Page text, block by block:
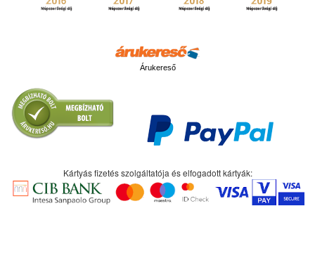
Árukereső
Kártyás fizetés szolgáltatója és elfogadott kártyák: